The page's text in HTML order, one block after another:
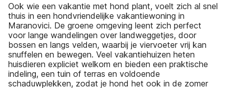
Ook wie een vakantie met hond plant, voelt zich al snel
thuis in een hondvriendelijke vakantiewoning in
Maranovici. De groene omgeving leent zich perfect
voor lange wandelingen over landweggetjes, door
bossen en langs velden, waarbij je viervoeter vrij kan
snuffelen en bewegen. Veel vakantiehuizen heten
huisdieren expliciet welkom en bieden een praktische
indeling, een tuin of terras en voldoende
schaduwplekken, zodat je hond het ook in de zomer